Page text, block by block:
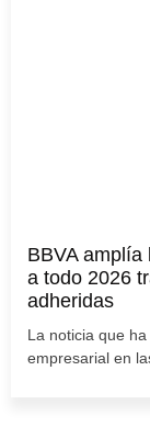
BBVA
a todo 2026
adheridas
La noticia que
empresarial en